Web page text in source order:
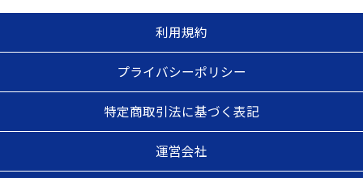
利用規約
プライバシーポリシー
特定商取引法に基づく表記
運営会社